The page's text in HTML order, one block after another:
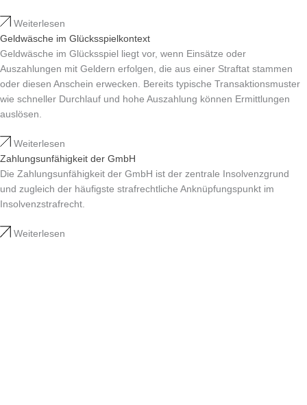
Weiterlesen
Geldwäsche im Glücksspielkontext
Geldwäsche im Glücksspiel liegt vor, wenn Einsätze oder
Auszahlungen mit Geldern erfolgen, die aus einer Straftat stammen
oder diesen Anschein erwecken. Bereits typische Transaktionsmuster
wie schneller Durchlauf und hohe Auszahlung können Ermittlungen
auslösen.
Weiterlesen
Zahlungsunfähigkeit der GmbH
Die Zahlungsunfähigkeit der GmbH ist der zentrale Insolvenzgrund
und zugleich der häufigste strafrechtliche Anknüpfungspunkt im
Insolvenzstrafrecht.
Weiterlesen